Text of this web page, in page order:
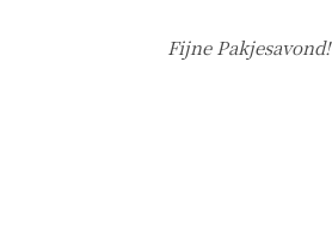
Fijne Pakjesavond!